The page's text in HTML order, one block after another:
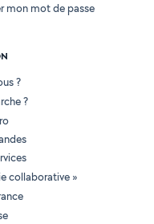
mon mot de passe
?
?
collaborative »